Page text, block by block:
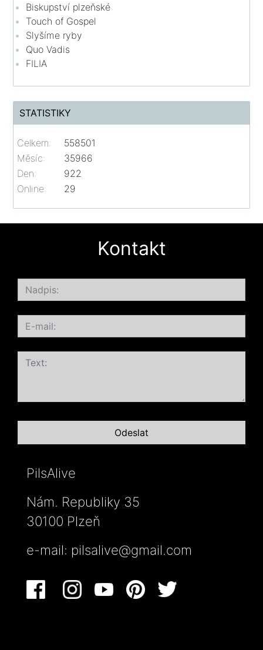
Biskupství plzeňské
Touch of Gospel
Slyšíme ryby
Quo Vadis
FILIA
STATISTIKY
Online: 29
Celkem:
558501
Měsíc:
35966
Den:
922
Kontakt
PilsAlive
Nám. Republiky 35
30100 Plzeň
e-mail: pilsalive@gmail.com